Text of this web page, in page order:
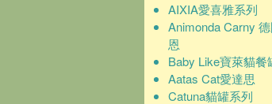
AIXIA愛喜雅系列
Animonda Carny
恩
Baby Like寶萊貓餐
Aatas Cat愛達思
Catuna貓罐系列